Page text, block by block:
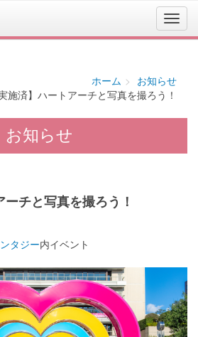
ホーム
お知らせ
実施済】ハートアーチと写真を撮ろう！
お知らせ
ーチと写真を撮ろう！
タジー内イベント